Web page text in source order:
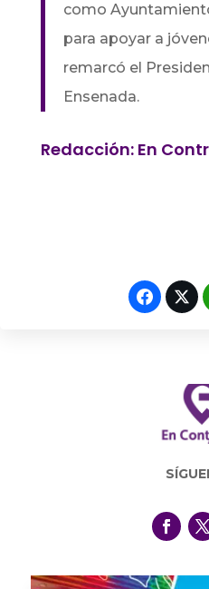
como
para apoyar a
remarcó el
Ensenada.
Redacción: En